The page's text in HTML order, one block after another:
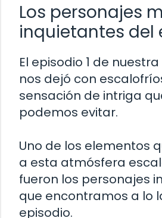
Los personajes
inquietantes del
El episodio 1 de
nos dejó con
sensación de intriga
podemos evitar.
Uno de los elementos
a esta atmósfera
fueron los personajes
que encontramos a lo
episodio.